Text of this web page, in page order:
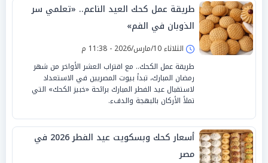
طريقة عمل كحك العيد الناعم.. «تعلمي سر
الذوبان في الفم»
الثلاثاء 10/مارس/2026 - 11:38 م
طريقة عمل الكحك.. مع اقتراب العشر الأواخر من شهر
رمضان المبارك، تبدأ بيوت المصريين في الاستعداد
لاستقبال عيد الفطر المبارك برائحة «خبيز الكحك» التي
تملأ الأركان بالبهجة والدفء.
أسعار كحك وبسكويت عيد الفطر 2026 في
مصر